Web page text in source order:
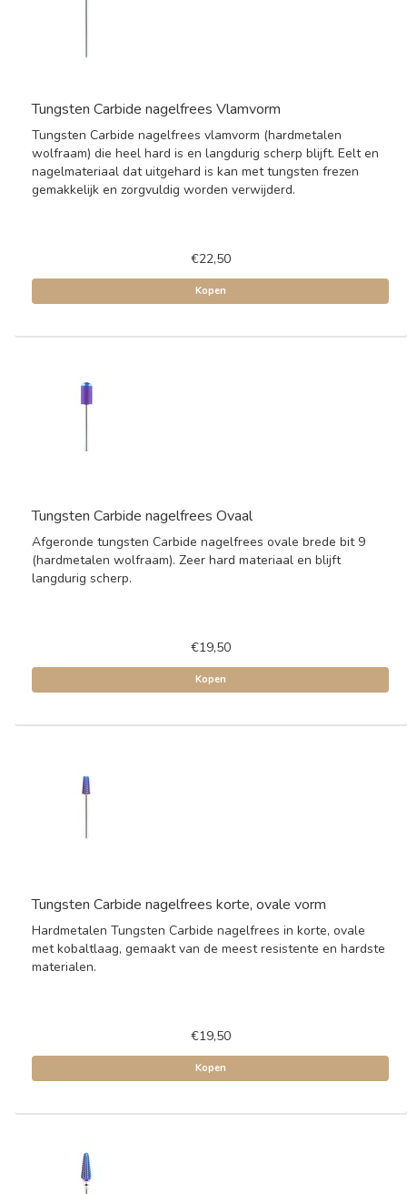
Tungsten Carbide nagelfrees Vlamvorm
Tungsten Carbide nagelfrees vlamvorm (hardmetalen
wolfraam) die heel hard is en langdurig scherp blijft. Eelt en
nagelmateriaal dat uitgehard is kan met tungsten frezen
gemakkelijk en zorgvuldig worden verwijderd.
€22,50
Kopen
Tungsten Carbide nagelfrees Ovaal
Afgeronde tungsten Carbide nagelfrees ovale brede bit 9
(hardmetalen wolfraam). Zeer hard materiaal en blijft
langdurig scherp.
€19,50
Kopen
Tungsten Carbide nagelfrees korte, ovale vorm
Hardmetalen Tungsten Carbide nagelfrees in korte, ovale
met kobaltlaag, gemaakt van de meest resistente en hardste
materialen.
€19,50
Kopen